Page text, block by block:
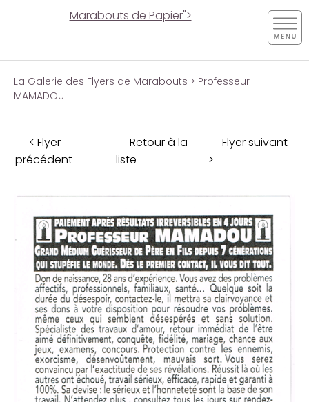
Marabouts de Papier">
La Galerie des Flyers de Marabouts > Professeur
MAMADOU
< Flyer
précédent
Retour à la
liste
Flyer suivant
>